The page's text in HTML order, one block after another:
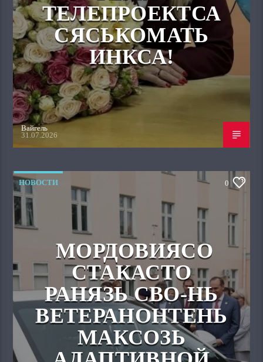
ТЕЛЕПРОЕКТСА
СЯСЬКОМАТЬ
ИНКСА!
Вайгель
31.07.2026
НОВОСТИ 0
МОРДОВИЯСО
СТАКАСТО
РАНЯЗЬ СВО-НЬ
ВЕТЕРАНОНТЕНЬ
МАКСОЗЬ